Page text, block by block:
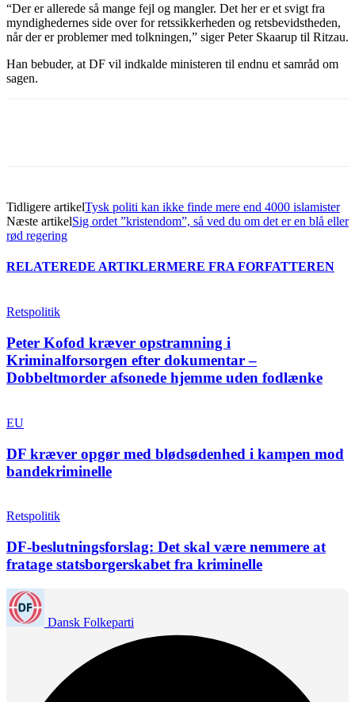
“Der er allerede så mange fejl og mangler. Det her er et svigt fra
myndighedernes side over for retssikkerheden og retsbevidstheden,
når der er problemer med tolkningen,” siger Peter Skaarup til Ritzau.
Han bebuder, at DF vil indkalde ministeren til endnu et samråd om
sagen.
Tidligere artikelTysk politi kan ikke finde mere end 4000 islamister
Næste artikelSig ordet ”kristendom”, så ved du om det er en blå eller
rød regering
RELATEREDE ARTIKLERMERE FRA FORFATTEREN
Retspolitik
Peter Kofod kræver opstramning i
Kriminalforsorgen efter dokumentar –
Dobbeltmorder afsonede hjemme uden fodlænke
EU
DF kræver opgør med blødsødenhed i kampen mod
bandekriminelle
Retspolitik
DF-beslutningsforslag: Det skal være nemmere at
fratage statsborgerskabet fra kriminelle
Dansk Folkeparti